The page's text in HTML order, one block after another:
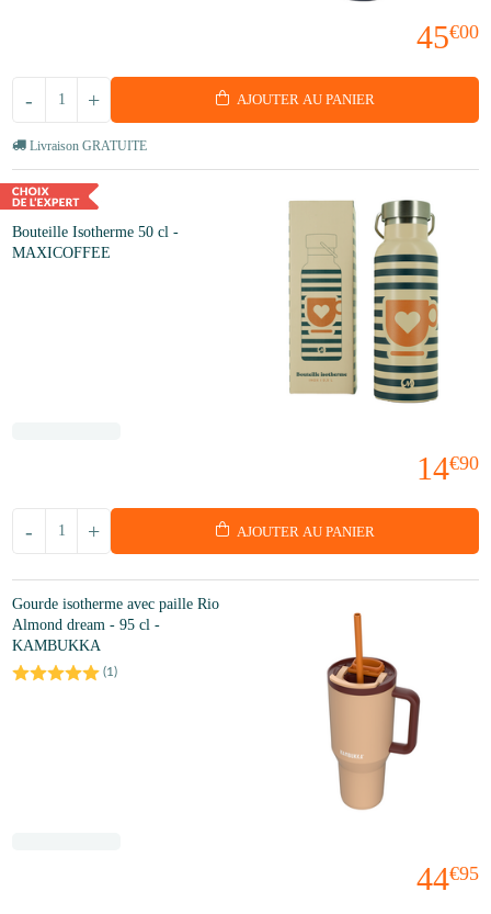
45€00
+
- AJOUTER AU PANIER
Livraison GRATUITE
Bouteille Isotherme 50 cl -
MAXICOFFEE
14€90
+
- AJOUTER AU PANIER
Gourde isotherme avec paille Rio
Almond dream - 95 cl -
KAMBUKKA
(1)
44€95